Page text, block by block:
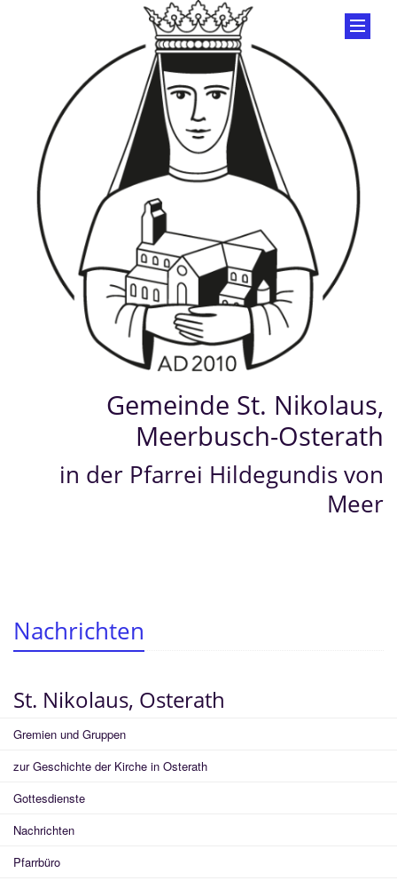
Gemeinde St. Nikolaus,
Meerbusch-Osterath
in der Pfarrei Hildegundis von
Meer
Nachrichten
St. Nikolaus, Osterath
Gremien und Gruppen
zur Geschichte der Kirche in Osterath
Gottesdienste
Nachrichten
Pfarrbüro